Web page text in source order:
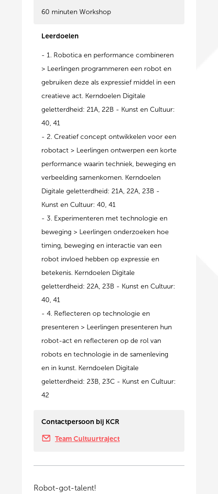
60 minuten Workshop
Leerdoelen
- 1. Robotica en performance combineren
> Leerlingen programmeren een robot en
gebruiken deze als expressief middel in een
creatieve act. Kerndoelen Digitale
geletterdheid: 21A, 22B - Kunst en Cultuur:
40, 41
- 2. Creatief concept ontwikkelen voor een
robotact > Leerlingen ontwerpen een korte
performance waarin techniek, beweging en
verbeelding samenkomen. Kerndoelen
Digitale geletterdheid: 21A, 22A, 23B -
Kunst en Cultuur: 40, 41
- 3. Experimenteren met technologie en
beweging > Leerlingen onderzoeken hoe
timing, beweging en interactie van een
robot invloed hebben op expressie en
betekenis. Kerndoelen Digitale
geletterdheid: 22A, 23B - Kunst en Cultuur:
40, 41
- 4. Reflecteren op technologie en
presenteren > Leerlingen presenteren hun
robot-act en reflecteren op de rol van
robots en technologie in de samenleving
en in kunst. Kerndoelen Digitale
geletterdheid: 23B, 23C - Kunst en Cultuur:
42
Contactpersoon bij KCR
Team Cultuurtraject
Robot-got-talent!